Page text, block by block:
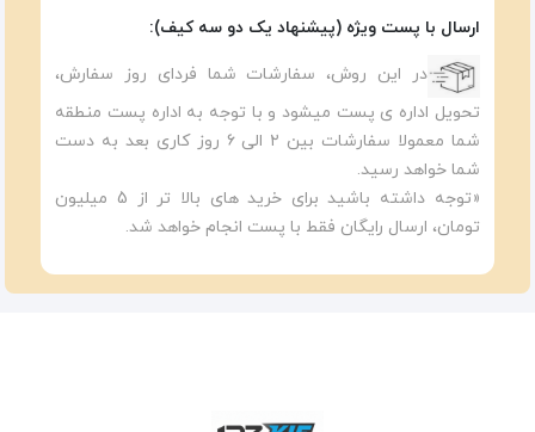
ارسال با پست ویژه (پیشنهاد یک دو سه کیف):
در این روش، سفارشات شما فردای روز سفارش،
تحویل اداره ی پست میشود و با توجه به اداره پست منطقه
شما معمولا سفارشات بین ۲ الی ۶ روز کاری بعد به دست
شما خواهد رسید.
«توجه داشته باشید برای خرید های بالا تر از 5 میلیون
تومان، ارسال رایگان فقط با پست انجام خواهد شد.